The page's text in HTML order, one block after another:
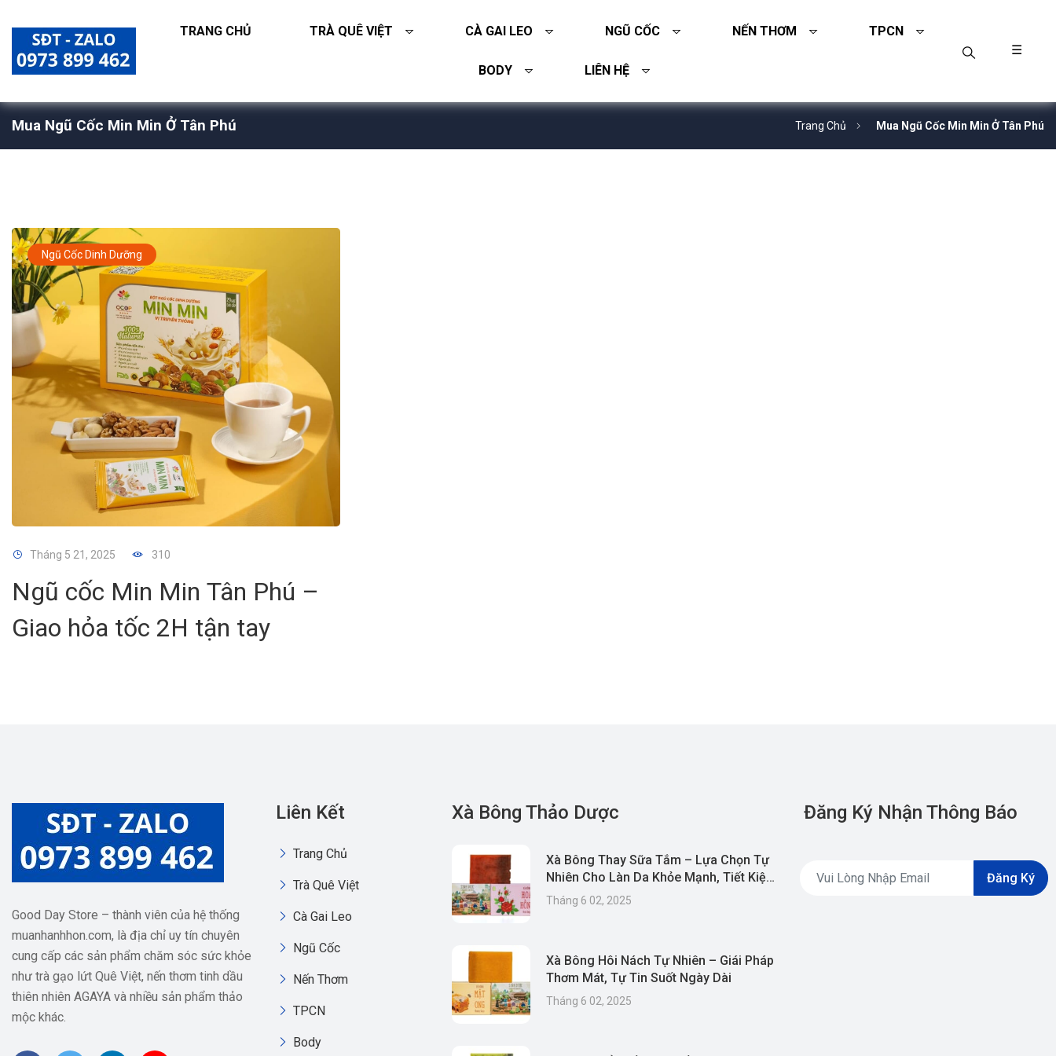
TRANG CHỦ TRÀ QUÊ VIỆT CÀ GAI LEO NGŨ CỐC NẾN THƠM TPCN
BODY LIÊN HỆ
☰
Mua Ngũ Cốc Min Min Ở Tân Phú Trang Chủ Mua Ngũ Cốc Min Min Ở Tân Phú
Ngũ Cốc Dinh Dưỡng
Tháng 5 21, 2025 310
Ngũ cốc Min Min Tân Phú –
Giao hỏa tốc 2H tận tay
Good Day Store – thành viên của hệ thống
muanhanhhon.com, là địa chỉ uy tín chuyên
cung cấp các sản phẩm chăm sóc sức khỏe
như trà gạo lứt Quê Việt, nến thơm tinh dầu
thiên nhiên AGAYA và nhiều sản phẩm thảo
mộc khác.
Liên Kết
Trang Chủ
Trà Quê Việt
Cà Gai Leo
Ngũ Cốc
Nến Thơm
TPCN
Body
Xà Bông Thảo Dược
Xà Bông Thay Sữa Tắm – Lựa Chọn Tự
Nhiên Cho Làn Da Khỏe Mạnh, Tiết Kiệm
& Thân Thiện Môi Trường
Tháng 6 02, 2025
Xà Bông Hôi Nách Tự Nhiên – Giái Pháp
Thơm Mát, Tự Tin Suốt Ngày Dài
Tháng 6 02, 2025
Đăng Ký Nhận Thông Báo
Đăng Ký